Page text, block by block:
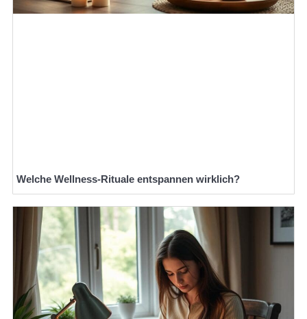
Welche Wellness-Rituale entspannen wirklich?